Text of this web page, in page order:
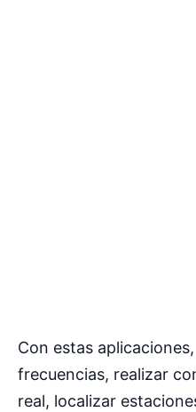
Con estas
frecuencias, realizar
real, localizar